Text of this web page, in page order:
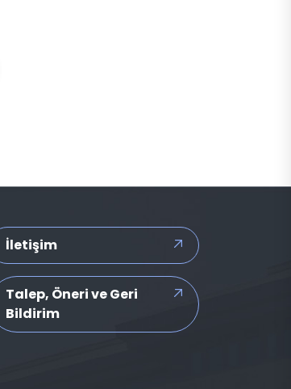
İletişim
Talep, Öneri ve Geri
Bildirim